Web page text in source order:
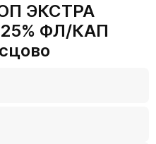
ЭКСТРА
ФЛ/КАП